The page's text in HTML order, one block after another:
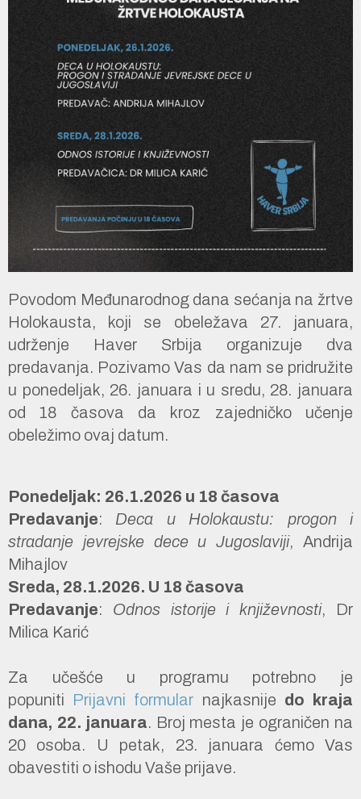
Povodom Međunarodnog dana sećanja na žrtve
Holokausta, koji se obeležava 27. januara,
udrženje Haver Srbija organizuje dva
predavanja. Pozivamo Vas da nam se pridružite
u ponedeljak, 26. januara i u sredu, 28. januara
od 18 časova da kroz zajedničko učenje
obeležimo ovaj datum.
Ponedeljak: 26.1.2026 u 18 časova
Predavanje: Deca u Holokaustu: progon i
stradanje jevrejske dece u Jugoslaviji, Andrija
Mihajlov
Sreda, 28.1.2026. U 18 časova
Predavanje: Odnos istorije i književnosti, Dr
Milica Karić
Za učešće u programu potrebno je
popuniti Prijavni formular najkasnije do kraja
dana, 22. januara. Broj mesta je ograničen na
20 osoba. U petak, 23. januara ćemo Vas
obavestiti o ishodu Vaše prijave.